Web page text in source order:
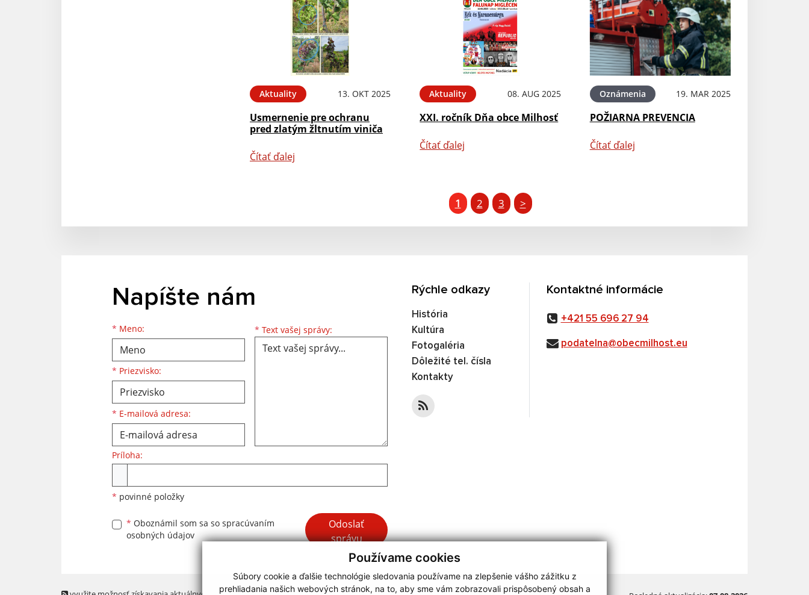
Používame cookies
Súbory cookie a ďalšie technológie sledovania používame na zlepšenie vášho zážitku z
prehliadania našich webových stránok, na to, aby sme vám zobrazovali prispôsobený obsah a
Aktuality 13. OKT 2025
Usmernenie pre ochranu
pred zlatým žltnutím viniča
Čítať ďalej
Aktuality 08. AUG 2025
XXI. ročník Dňa obce Milhosť
Čítať ďalej
Oznámenia 19. MAR 2025
POŽIARNA PREVENCIA
Čítať ďalej
1 2 3 >
Napíšte nám
* Meno:
Meno
* Priezvisko:
Priezvisko
* E-mailová adresa:
E-mailová adresa * Text vašej správy: Text vašej správy...
Príloha:
* povinné položky
* Oboznámil som sa so spracúvaním
osobných údajov
Google reCaptcha Response
Odoslať
správu
Rýchle odkazy
História
Kultúra
Fotogaléria
Dôležité tel. čísla
Kontakty
Kontaktné informácie
+421 55 696 27 94
podatelna@obecmilhost.eu